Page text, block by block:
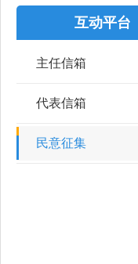
互动平台
主任信箱
代表信箱
民意征集